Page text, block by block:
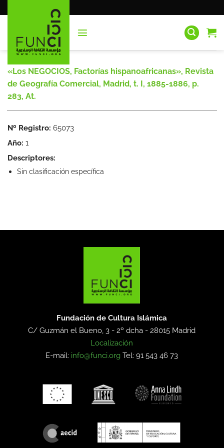
al
«Los NEGOCIOS, Factorías hispanoafricanas», Revista
de Geografía Comercial, Madrid, t. I, 1885-1886, p.
283, At.
Nº Registro: 65073
Año: 1
Descriptores:
Sin clasificación específica
Fundación de Cultura Islámica
C/ Guzmán el Bueno, 3 - 2º dcha -28015 Madrid
Localización
E-mail: info@funci.org Tel: 91 543 46 73